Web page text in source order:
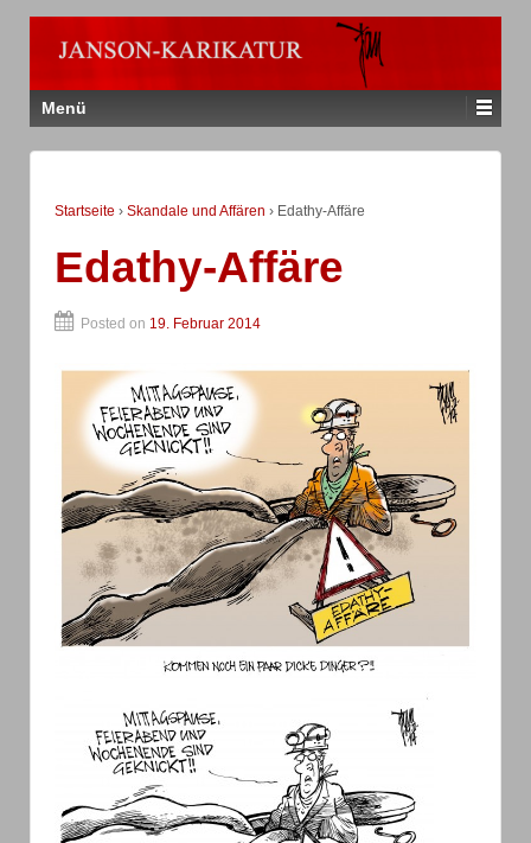
Menü
Startseite › Skandale und Affären › Edathy-Affäre
Edathy-Affäre
Posted on 19. Februar 2014